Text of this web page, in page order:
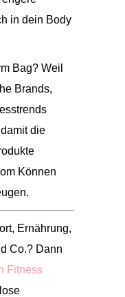
in dein Body
Bag? Weil
Brands,
die
Können
Ernährung,
Co.? Dann
Fitness